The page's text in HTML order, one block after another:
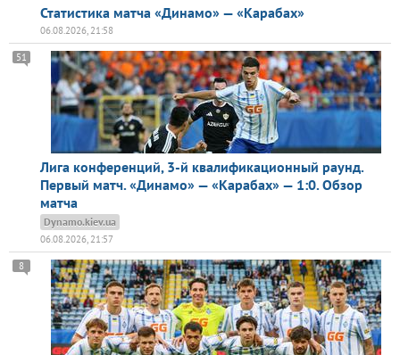
Статистика матча «Динамо» — «Карабах»
06.08.2026, 21:58
Лига конференций, 3-й квалификационный раунд.
Первый матч. «Динамо» — «Карабах» — 1:0. Обзор
матча
51
Dynamo.kiev.ua
06.08.2026, 21:57
8